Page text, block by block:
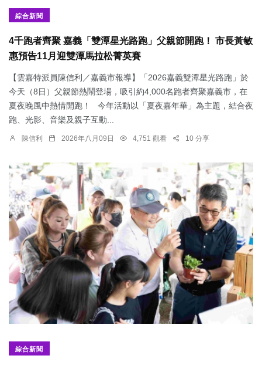
綜合新聞
4千跑者齊聚 嘉義「雙潭星光路跑」父親節開跑！ 市長黃敏
惠預告11月迎雙潭馬拉松菁英賽
【雲嘉特派員陳信利／嘉義市報導】「2026嘉義雙潭星光路跑」於
今天（8日）父親節熱鬧登場，吸引約4,000名跑者齊聚嘉義市，在
夏夜晚風中熱情開跑！ 今年活動以「夏夜嘉年華」為主題，結合夜
跑、光影、音樂及親子互動...
陳信利 2026年八月09日 4,751 觀看 10 分享
綜合新聞